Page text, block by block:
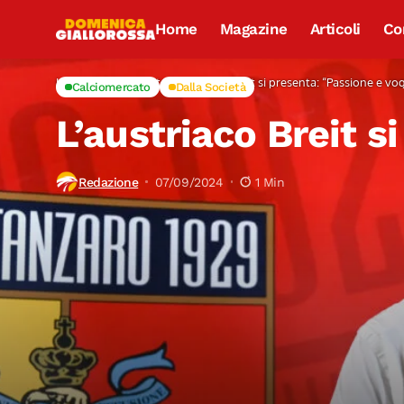
Home Magazine Articoli
Home Calciomercato L’austriaco Breit si presenta: “Passione e
Calciomercato Dalla Società
L’austriaco Breit
Redazione 07/09/2024 1 Min